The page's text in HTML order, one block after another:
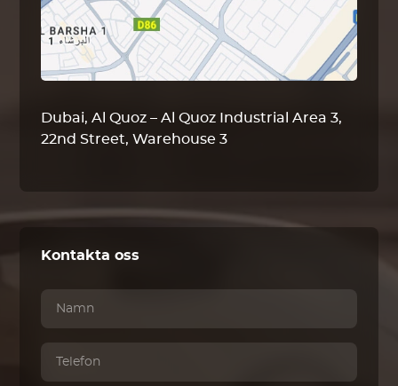
Dubai, Al Quoz – Al Quoz Industrial Area 3,
22nd Street, Warehouse 3
Kontakta oss